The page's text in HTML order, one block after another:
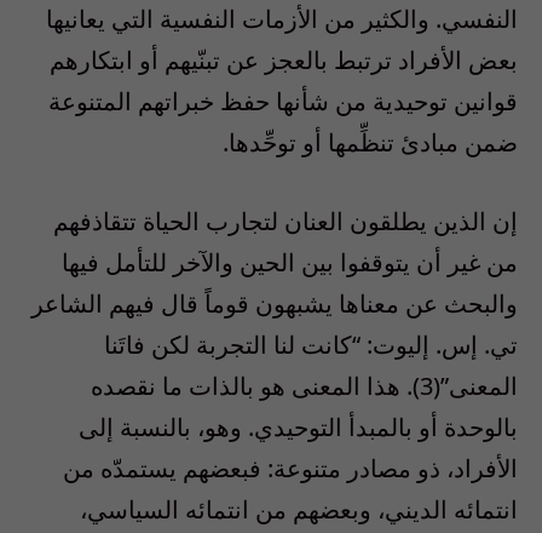
النفسي. والكثير من الأزمات النفسية التي يعانيها
بعض الأفراد ترتبط بالعجز عن تبنّيهم أو ابتكارهم
قوانين توحيدية من شأنها حفظ خبراتهم المتنوعة
ضمن مبادئ تنظِّمها أو توحِّدها.
إن الذين يطلقون العنان لتجارب الحياة تتقاذفهم
من غير أن يتوقفوا بين الحين والآخر للتأمل فيها
والبحث عن معناها يشبهون قوماً قال فيهم الشاعر
تي. إس. إليوت: “كانت لنا التجربة لكن فاتَنا
المعنى”(3). هذا المعنى هو بالذات ما نقصده
بالوحدة أو بالمبدأ التوحيدي. وهو، بالنسبة إلى
الأفراد، ذو مصادر متنوعة: فبعضهم يستمدّه من
انتمائه الديني، وبعضهم من انتمائه السياسي،